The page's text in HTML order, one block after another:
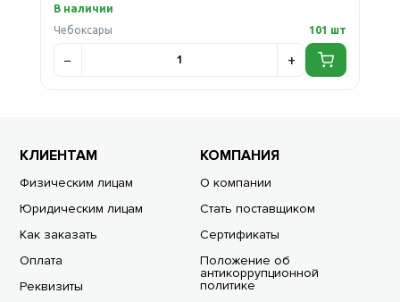
В наличии
Чебоксары
101 шт
КЛИЕНТАМ
Физическим лицам
Юридическим лицам
Как заказать
Оплата
Реквизиты
КОМПАНИЯ
О компании
Стать поставщиком
Сертификаты
Положение об
антикоррупционной
политике